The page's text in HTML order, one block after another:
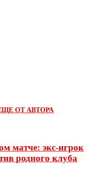
ОТ АВТОРА
матче: экс-игрок
родного клуба